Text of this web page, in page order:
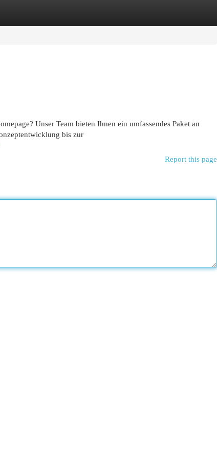
Unser Team bieten Ihnen ein umfassendes Paket an
bis zur
Report this page